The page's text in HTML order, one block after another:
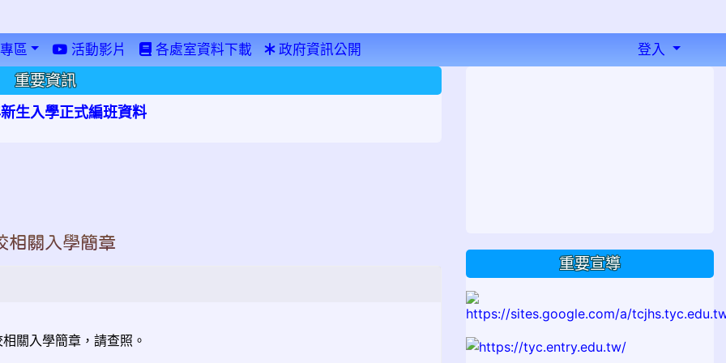
區 活動影片 各處室資料下載 政府資訊公開 登入
重要資訊
生入學正式編班資料
相關入學簡章
關入學簡章，請查照。
重要宣導